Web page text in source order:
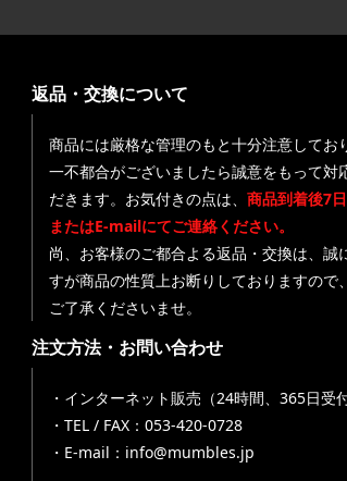
返品・交換について
商品には厳格な管理のもと十分注意してお
一不都合がございましたら誠意をもって対
だきます。お気付きの点は、 商品到着後7日
またはE-mailにてご連絡ください。
尚、お客様のご都合よる返品・交換は、誠
すが商品の性質上お断りしておりますので
ご了承くださいませ。
注文方法・お問い合わせ
・インターネット販売（24時間、365日受付
・TEL / FAX：053-420-0728
・E-mail：info@mumbles.jp